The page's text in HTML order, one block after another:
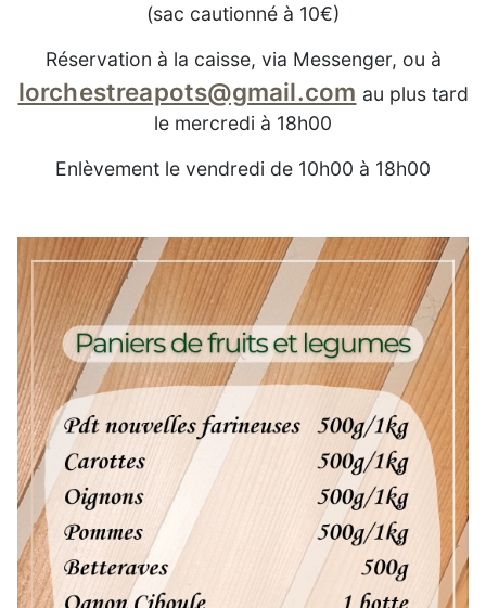
(sac cautionné à 10€)
Réservation à la caisse, via Messenger, ou à
lorchestreapots@gmail.com au plus tard
le mercredi à 18h00
Enlèvement le vendredi de 10h00 à 18h00